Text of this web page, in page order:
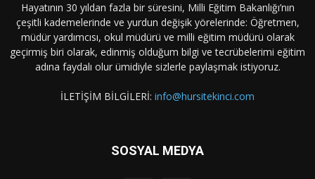
Hayatının 30 yıldan fazla bir süresini, Milli Eğitim Bakanlığı’nın
çeşitli kademelerinde ve yurdun değişik yörelerinde: Öğretmen,
müdür yardımcısı, okul müdürü ve milli eğitim müdürü olarak
geçirmiş biri olarak, edinmiş olduğum bilgi ve tecrübelerimi eğitim
adına faydalı olur ümidiyle sizlerle paylaşmak istiyoruz.
İLETİŞİM BİLGİLERİ: info@hursitekinci.com
SOSYAL MEDYA